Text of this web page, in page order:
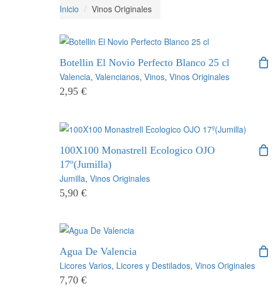
Inicio Vinos Originales
Botellin El Novio Perfecto Blanco 25 cl
Valencia, Valencianos, Vinos, Vinos Originales
2,95 €
100X100 Monastrell Ecologico OJO
17º(Jumilla)
Jumilla, Vinos Originales
5,90 €
Agua De Valencia
Licores Varios, Licores y Destilados, Vinos Originales
7,70 €